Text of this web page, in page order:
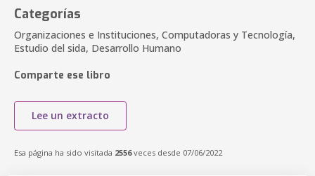
Categorías
Organizaciones e Instituciones, Computadoras y Tecnología,
Estudio del sida, Desarrollo Humano
Comparte ese libro
Lee un extracto
Esa página ha sido visitada 2556veces desde 07/06/2022